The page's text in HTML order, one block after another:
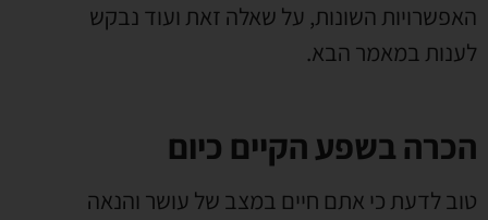
האפשרויות השונות, על שאלה זאת ועוד נבקש
לענות במאמר הבא.
הכרה בשפע הקיים כיום
טוב לדעת כי אתם חיים במצב של עושר והנאה